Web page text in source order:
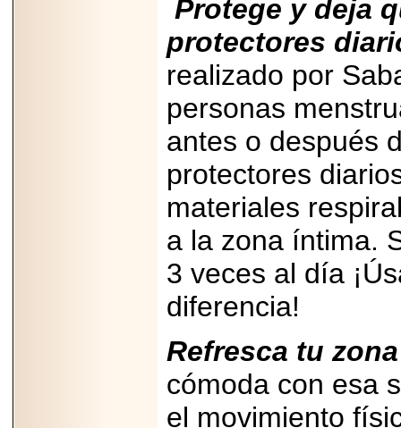
Protege y deja
protectores
realizado por
personas
antes o después
protectores
materiales
a la zona íntima.
3 veces al día
diferencia!
Refresca tu
cómoda con esa
el movimiento